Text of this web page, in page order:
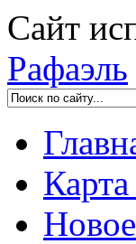
Сайт
Рафаэль